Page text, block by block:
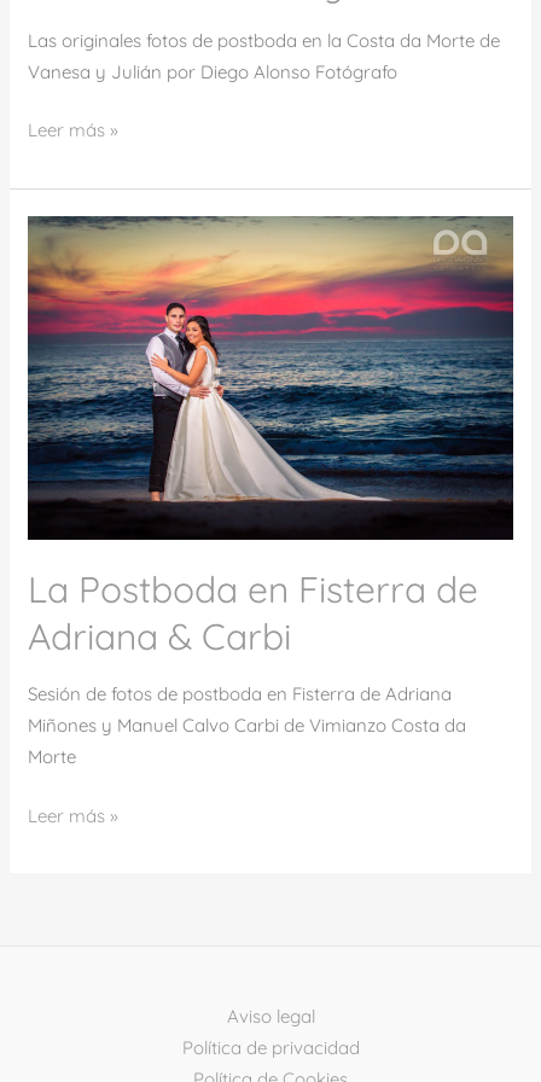
Las originales fotos de postboda en la Costa da Morte de
Vanesa y Julián por Diego Alonso Fotógrafo
Leer más »
La Postboda en Fisterra de
Adriana & Carbi
Sesión de fotos de postboda en Fisterra de Adriana
Miñones y Manuel Calvo Carbi de Vimianzo Costa da
Morte
La
Postboda
en
Fisterra
de
Adriana
&
Carbi
Leer más »
Aviso legal
Política de privacidad